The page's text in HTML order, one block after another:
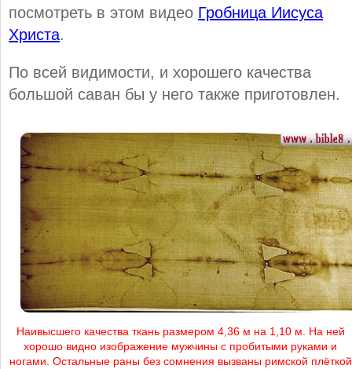
посмотреть в этом видео Гробница Иисуса
Христа.
По всей видимости, и хорошего качества
большой саван бы у него также приготовлен.
Наивысшего качества ткань размером 4,36 м на 1,10 м. На ней
хорошо видно изображение мужчины с пробитыми руками и
ногами. Остальные раны без сомнения вызваны римской плёткой